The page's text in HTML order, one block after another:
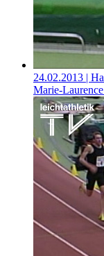
24.02.2013 |
Marie-